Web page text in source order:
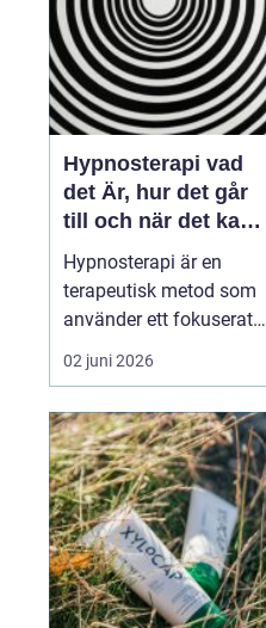
Hypnosterapi vad
det Är, hur det går
till och när det kan
hjälpa
Hypnosterapi är en
terapeutisk metod som
använder ett fokuserat
och avslappnat
sinnestillstånd för att
undermedvetna. Genom
att kombinera
samtalsterapi med
hypnos kan människor
förändra reaktioner,
känslor och beteenden
som läng...
02 juni 2026